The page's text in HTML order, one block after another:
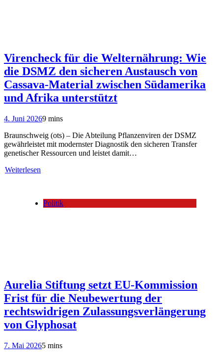
Virencheck für die Welternährung: Wie
die DSMZ den sicheren Austausch von
Cassava-Material zwischen Südamerika
und Afrika unterstützt
4. Juni 20269 mins
Braunschweig (ots) – Die Abteilung Pflanzenviren der DSMZ
gewährleistet mit modernster Diagnostik den sicheren Transfer
genetischer Ressourcen und leistet damit…
Weiterlesen
Politik
Aurelia Stiftung setzt EU-Kommission
Frist für die Neubewertung der
rechtswidrigen Zulassungsverlängerung
von Glyphosat
7. Mai 20265 mins